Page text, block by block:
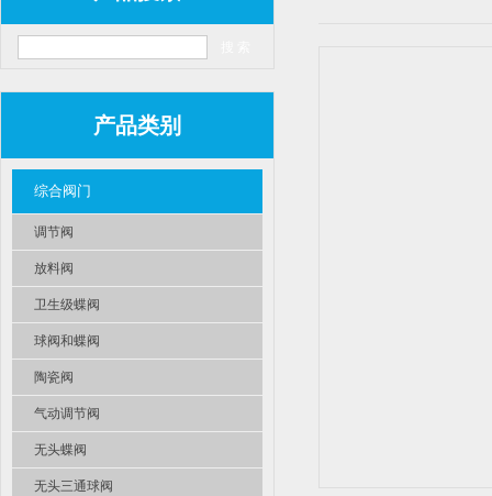
产品类别
综合阀门
调节阀
放料阀
卫生级蝶阀
球阀和蝶阀
陶瓷阀
气动调节阀
无头蝶阀
无头三通球阀